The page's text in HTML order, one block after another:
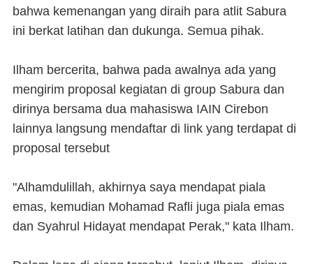
bahwa kemenangan yang diraih para atlit Sabura
ini berkat latihan dan dukunga. Semua pihak.
Ilham bercerita, bahwa pada awalnya ada yang
mengirim proposal kegiatan di group Sabura dan
dirinya bersama dua mahasiswa IAIN Cirebon
lainnya langsung mendaftar di link yang terdapat di
proposal tersebut
"Alhamdulillah, akhirnya saya mendapat piala
emas, kemudian Mohamad Rafli juga piala emas
dan Syahrul Hidayat mendapat Perak," kata Ilham.